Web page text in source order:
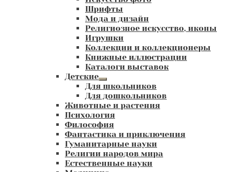
Шрифты
Мода и дизайн
Религиозное искусство, иконы
Игрушки
Коллекции и коллекционеры
Книжные иллюстрации
Каталоги выставок
Детские
Развернутое
вложенное
меню
Для школьников
Для дошкольников
Животные и растения
Психология
Философия
Фантастика и приключения
Гуманитарные науки
Религии народов мира
Естественные науки